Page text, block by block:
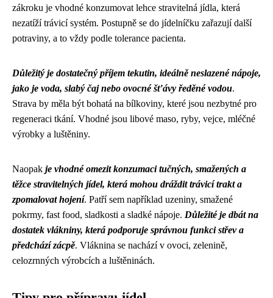
zákroku je vhodné konzumovat lehce stravitelná jídla, která
nezatíží trávicí systém. Postupně se do jídelníčku zařazují další
potraviny, a to vždy podle tolerance pacienta.
Důležitý je dostatečný příjem tekutin, ideálně neslazené nápoje,
jako je voda, slabý čaj nebo ovocné šťávy ředěné vodou.
Strava by měla být bohatá na bílkoviny, které jsou nezbytné pro
regeneraci tkání. Vhodné jsou libové maso, ryby, vejce, mléčné
výrobky a luštěniny.
Naopak je vhodné omezit konzumaci tučných, smažených a
těžce stravitelných jídel, která mohou dráždit trávicí trakt a
zpomalovat hojení. Patří sem například uzeniny, smažené
pokrmy, fast food, sladkosti a sladké nápoje. Důležité je dbát na
dostatek vlákniny, která podporuje správnou funkci střev a
předchází zácpě. Vláknina se nachází v ovoci, zelenině,
celozrnných výrobcích a luštěninách.